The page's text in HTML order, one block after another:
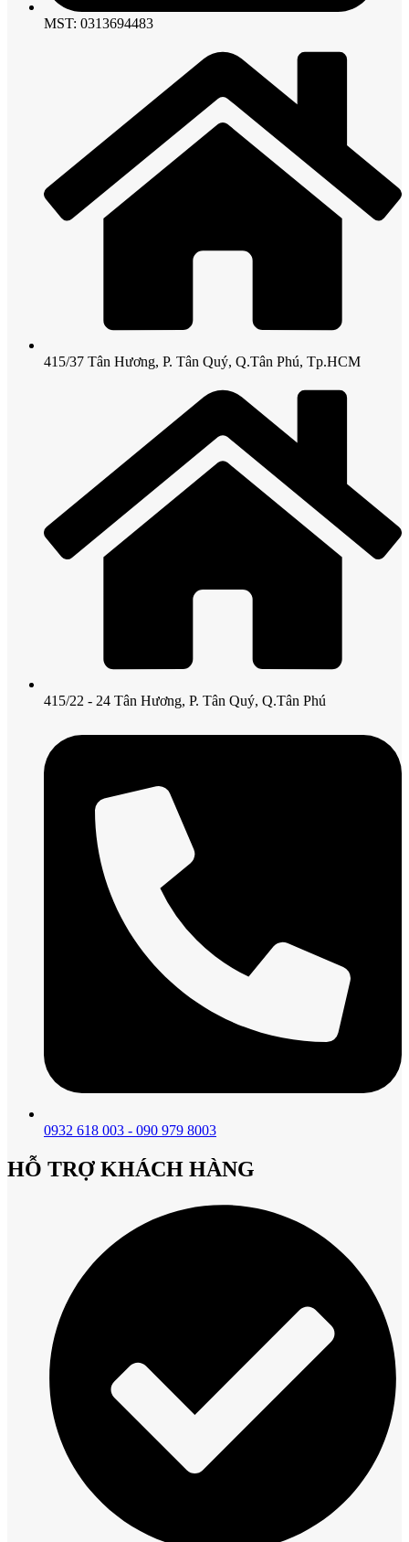
MST: 0313694483
415/37 Tân Hương, P. Tân Quý, Q.Tân Phú, Tp.HCM
415/22 - 24 Tân Hương, P. Tân Quý, Q.Tân Phú
0932 618 003 - 090 979 8003
HỖ TRỢ KHÁCH HÀNG